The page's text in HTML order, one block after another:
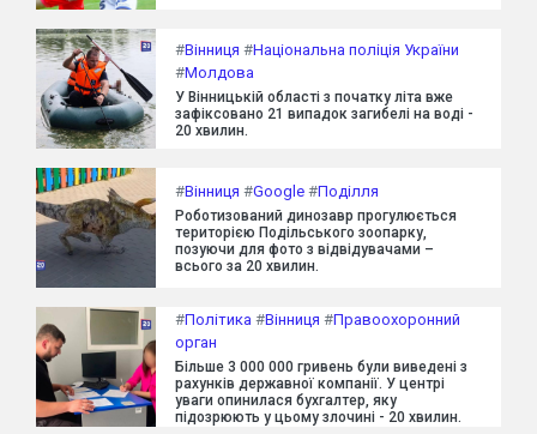
#Вінниця #Національна поліція України
#Молдова
У Вінницькій області з початку літа вже
зафіксовано 21 випадок загибелі на воді -
20 хвилин.
#Вінниця #Google #Поділля
Роботизований динозавр прогулюється
територією Подільського зоопарку,
позуючи для фото з відвідувачами –
всього за 20 хвилин.
#Політика #Вінниця #Правоохоронний
орган
Більше 3 000 000 гривень були виведені з
рахунків державної компанії. У центрі
уваги опинилася бухгалтер, яку
підозрюють у цьому злочині - 20 хвилин.